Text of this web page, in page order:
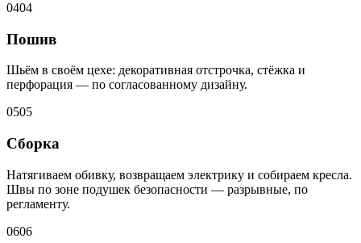
0404
Пошив
Шьём в своём цехе: декоративная отстрочка, стёжка и
перфорация — по согласованному дизайну.
0505
Сборка
Натягиваем обивку, возвращаем электрику и собираем кресла.
Швы по зоне подушек безопасности — разрывные, по
регламенту.
0606